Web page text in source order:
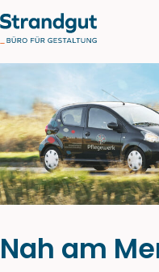
Nah am